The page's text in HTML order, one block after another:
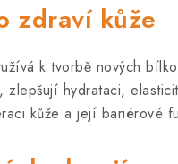
zdraví kůže
k tvorbě nových
hydrataci,
kůže a její bariérové